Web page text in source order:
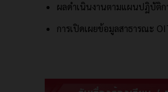
ผลดำเนินงานตามแผนปฏิบัติก
การเปิดเผยข้อมูลสาธารณะ